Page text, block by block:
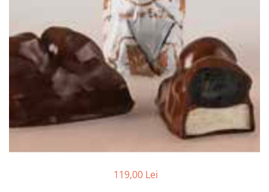
CREME ȘI PASTE TARTINABILE
CEAIURI GRECEȘTI
CIOCOLATĂ ȘI CACAO
HEALTHY SNACKS
SUPERALIMENTE
LACTATE
PRODUSE ECO / ORGANICE
PRODUSE ROMÂNEȘTI
119,00 Lei